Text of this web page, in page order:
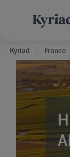
Kyriad France